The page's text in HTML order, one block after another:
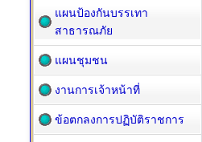
แผนป้องกันบรรเทา
สาธารณภัย
แผนชุมชน
งานการเจ้าหน้าที่
ข้อตกลงการปฏิบัติราชการ